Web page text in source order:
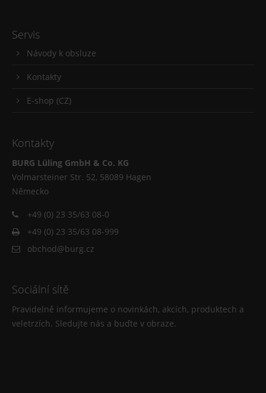
Servis
Návody k obsluze
Kontakty
E-shop (CZ)
Kontakty
BURG Lüling GmbH & Co. KG
Volmarsteiner Str. 52, 58089 Hagen
Německo
+49 (0) 23 35/63 08-0
+49 (0) 23 35/63 08-999
obchod@burg.cz
Sociální sítě
Pravidelně informujeme o novinkách, akcích, produktech a
veletrzích. Sledujte nás a buďte v obraze.